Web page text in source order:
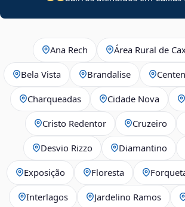
Ana Rech Área Rural de
Bela Vista Brandalise
Charqueadas Cidade Nova
Cristo Redentor Cruzeiro
Desvio Rizzo Diamantino
Exposição Floresta
Interlagos Jardelino Ramos